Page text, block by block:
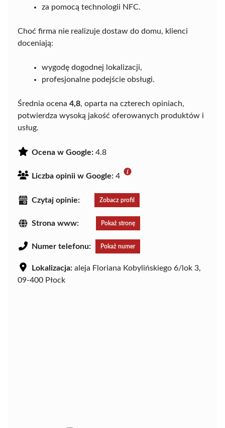
za pomocą technologii NFC.
Choć firma nie realizuje dostaw do domu, klienci
doceniają:
wygodę dogodnej lokalizacji,
profesjonalne podejście obsługi.
Średnia ocena 4,8, oparta na czterech opiniach,
potwierdza wysoką jakość oferowanych produktów i
usług.
Ocena w Google: 4.8
Liczba opinii w Google: 4
Czytaj opinie: Zobacz profil
Strona www: Pokaż stronę
Numer telefonu: Pokaż numer
Lokalizacja: aleja Floriana Kobylińskiego 6/lok 3,
09-400 Płock